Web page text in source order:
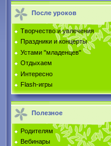
После уроков
Творчество и увлечения
Праздники и концерты
Устами "младенцев"
Отдыхаем
Интересно
Flash-игры
Полезное
Родителям
Вебинары